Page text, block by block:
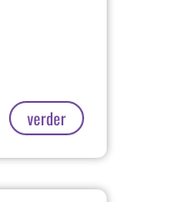
verder